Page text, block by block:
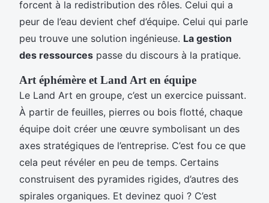
forcent à la redistribution des rôles. Celui qui a
peur de l’eau devient chef d’équipe. Celui qui parle
peu trouve une solution ingénieuse. La gestion
des ressources passe du discours à la pratique.
Art éphémère et Land Art en équipe
Le Land Art en groupe, c’est un exercice puissant.
À partir de feuilles, pierres ou bois flotté, chaque
équipe doit créer une œuvre symbolisant un des
axes stratégiques de l’entreprise. C’est fou ce que
cela peut révéler en peu de temps. Certains
construisent des pyramides rigides, d’autres des
spirales organiques. Et devinez quoi ? C’est